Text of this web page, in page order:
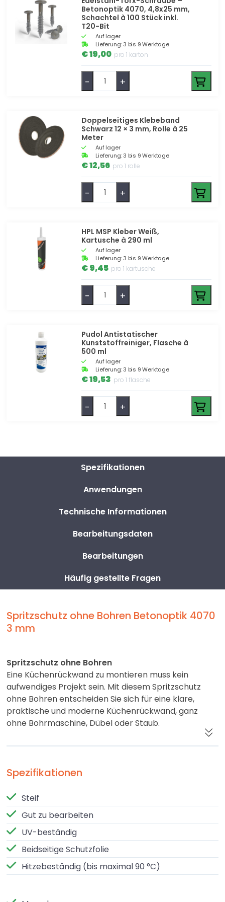
Betonoptik 4070, 4,8x25 mm,
Schachtel à 100 Stück inkl.
T20-Bit
Auf lager
Lieferung: 3 bis 9 Werktage
€ 19,00 pro 1 karton
- +
Doppelseitiges Klebeband
Schwarz 12 × 3 mm, Rolle à 25
Meter
Auf lager
Lieferung: 3 bis 9 Werktage
€ 12,56 pro 1 rolle
- +
HPL MSP Kleber Weiß,
Kartusche à 290 ml
Auf lager
Lieferung: 3 bis 9 Werktage
€ 9,45 pro 1 kartusche
- +
Pudol Antistatischer
Kunststoffreiniger, Flasche à
500 ml
Auf lager
Lieferung: 3 bis 9 Werktage
€ 19,53 pro 1 flasche
- +
Spezifikationen
Anwendungen
Technische Informationen
Bearbeitungsdaten
Bearbeitungen
Häufig gestellte Fragen
Spritzschutz ohne Bohren Betonoptik 4070
3 mm
Spritzschutz ohne Bohren
Eine Küchenrückwand zu montieren muss kein
aufwendiges Projekt sein. Mit diesem Spritzschutz
ohne Bohren entscheiden Sie sich für eine klare,
praktische und moderne Küchenrückwand, ganz
ohne Bohrmaschine, Dübel oder Staub.
Die Platte besteht aus ALU PE, auch bekannt als
Dieses Material setzt sich aus zwei dünnen Aluminium
zusammen. Diese Kombination sorgt für eine hohe
Steifigkeit, keine Verformung und eine langlebige
Oberfläche, die sich hervorragend als
Küchenrückwand eignet.
Warum ALU PE ideal als Küchenrückwand ist
Eine Küchenrückwand wird täglich stark
Spezifikationen
Steif
Gut zu bearbeiten
UV-beständig
Beidseitige Schutzfolie
Hitzebeständig (bis maximal 90 °C)